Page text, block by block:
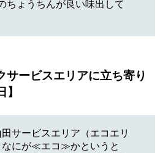
ちょうちんが良い味出して
サービスエリアに立ち寄り
サービスエリア（エコエリ
なにが≪エコ≫かというと